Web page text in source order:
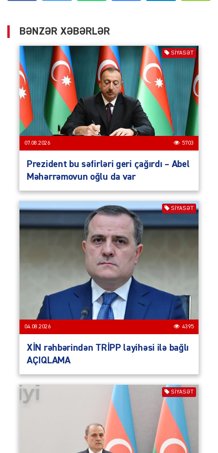
BƏNZƏR XƏBƏRLƏR
SIYASƏT
07.08.2026 5703
Prezident bu səfirləri geri çağırdı – Abel
Məhərrəmovun oğlu da var
SIYASƏT
04.08.2026 4395
XİN rəhbərindən TRİPP layihəsi ilə bağlı
AÇIQLAMA
SIYASƏT